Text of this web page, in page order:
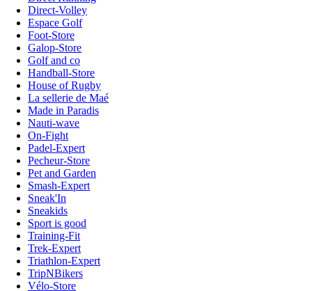
Direct-Volley
Espace Golf
Foot-Store
Galop-Store
Golf and co
Handball-Store
House of Rugby
La sellerie de Maé
Made in Paradis
Nauti-wave
On-Fight
Padel-Expert
Pecheur-Store
Pet and Garden
Smash-Expert
Sneak'In
Sneakids
Sport is good
Training-Fit
Trek-Expert
Triathlon-Expert
TripNBikers
Vélo-Store